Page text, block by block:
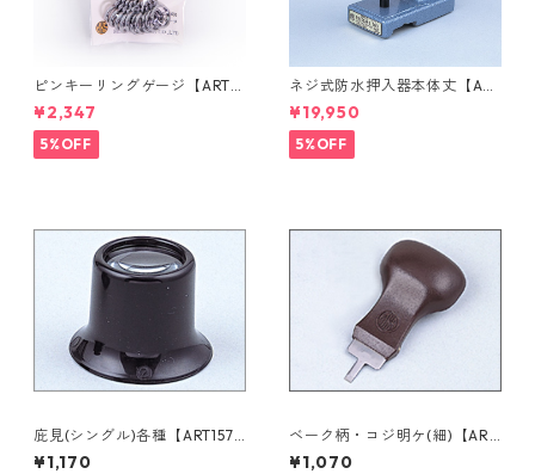
ピンキーリングゲージ【ART71
600】
¥2,347
5%OFF
ネジ式防水押入器本体丈【ART
46610】
¥19,950
5%OFF
庇見(シングル)各種【ART1571
0】
¥1,170
ベーク柄・コジ明ケ(細)【ART
49320】
¥1,070